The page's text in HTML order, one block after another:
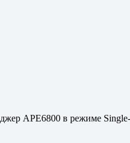
APE6800 в режиме